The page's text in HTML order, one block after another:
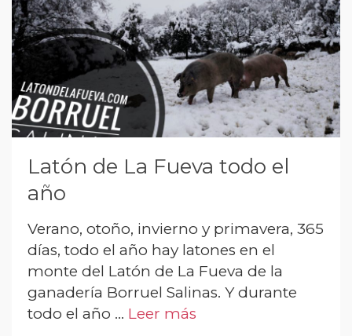
Latón de La Fueva todo el
año
Verano, otoño, invierno y primavera, 365
días, todo el año hay latones en el
monte del Latón de La Fueva de la
ganadería Borruel Salinas. Y durante
todo el año … Leer más